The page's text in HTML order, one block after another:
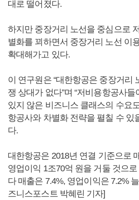
대로 떨어졌다.
하지만 중장거리 노선을 중심으로
별화를 꾀하면서 중장거리 노선 이
확대해가고 있다.
이 연구원은 “대한항공은 중장거리
쟁 상대가 없다”며 “저비용항공사
있지 않은 비즈니스 클래스의 수요
항공사와 차별화 전략을 펼칠 수 있
다.
대한항공은 2018년 연결 기준으로
영업이익 1조70억 원을 거둘 것으
다 매출은 7.4%, 영업이익은 7.2%
즈니스포스트 박혜린 기자]